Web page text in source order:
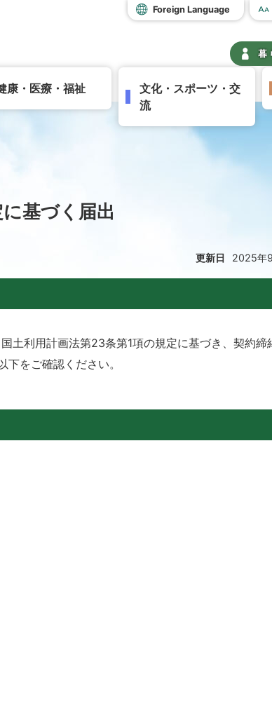
Foreign Language
暮
康・医療・福祉
文化・スポーツ・交
流
基づく届出
更新日 2025年
土利用計画法第23条第1項の規定に基づき、契約締
をご確認ください。